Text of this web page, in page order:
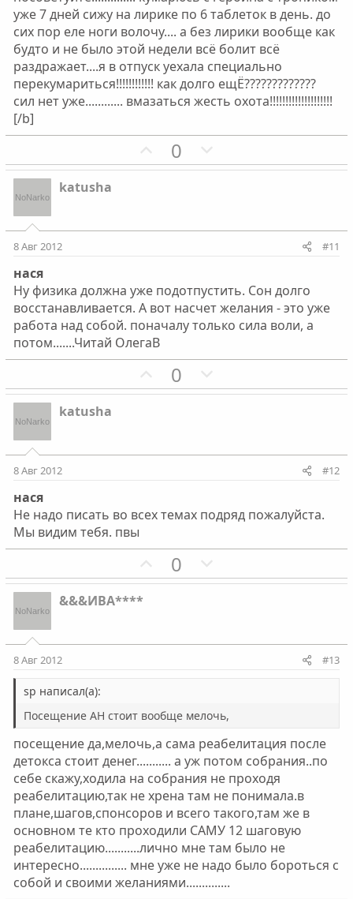
ы
й
г
о
л
с
ы
й
г
о
л
с
уже 7 дней сижу на лирике по 6 таблеток в день. до
сих пор еле ноги волочу.... а без лирики вообще как
будто и не было этой недели всё болит всё
раздражает....я в отпуск уехала специально
перекумариться!!!!!!!!!!!! как долго ещЁ?????????????
сил нет уже............ вмазаться жесть охота!!!!!!!!!!!!!!!!!!!!
[/b]
П
о
т
н
ы
й
г
о
о
0
е
т
н
ы
й
г
о
о
katusha
8 Авг 2012 #11
нася
Ну физика должна уже подотпустить. Сон долго
восстанавливается. А вот насчет желания - это уже
работа над собой. поначалу только сила воли, а
потом.......Читай ОлегаВ
П
о
т
н
ы
й
о
с
0
е
т
н
ы
й
о
с
katusha
8 Авг 2012 #12
нася
Не надо писать во всех темах подряд пожалуйста.
Мы видим тебя. пвы
П
о
т
ы
г
о
л
о
с
0
е
т
ы
й
г
о
л
о
с
&&&ИВА****
8 Авг 2012 #13
sp написал(а):
Посещение АН стоит вообще мелочь,
посещение да,мелочь,а сама реабелитация после
детокса стоит денег........... а уж потом собрания..по
себе скажу,ходила на собрания не проходя
реабелитацию,так не хрена там не понимала.в
плане,шагов,спонсоров и всего такого,там же в
основном те кто проходили САМУ 12 шаговую
реабелитацию...........лично мне там было не
интересно............... мне уже не надо было бороться с
собой и своими желаниями..............